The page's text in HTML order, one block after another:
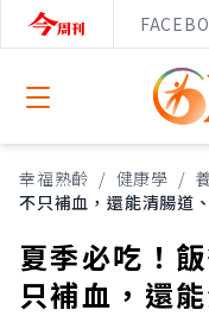
Open menu
幸福熟齡 / 健康學 /
不只補血，還能清腸道
夏季必吃！
只補血，還